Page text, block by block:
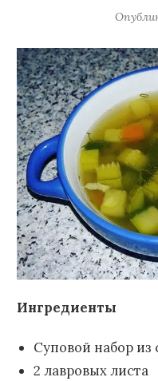
Ингредиенты
Суповой набор из
2 лавровых листа